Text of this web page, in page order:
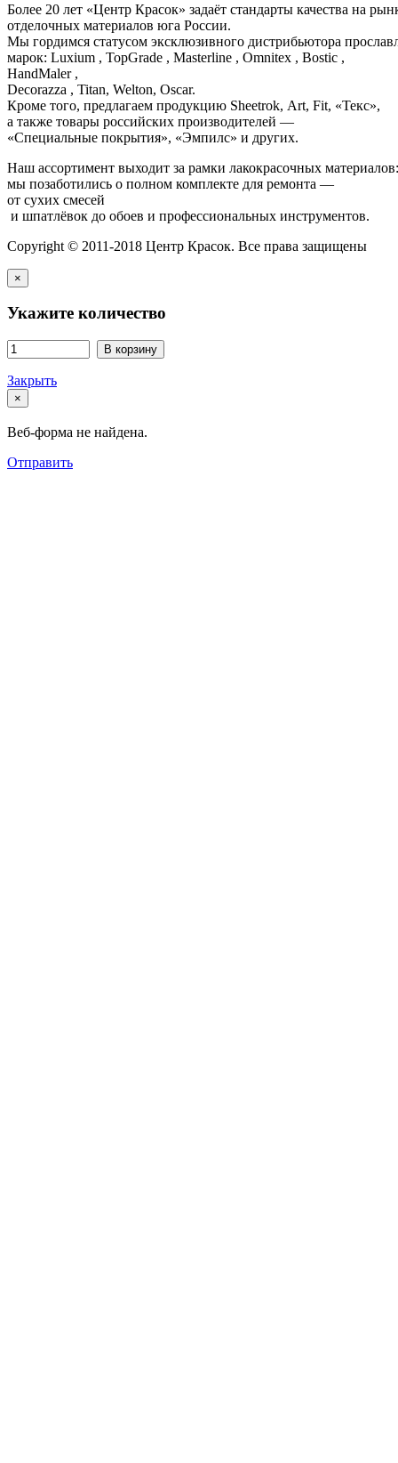
Более 20 лет «Центр Красок» задаёт стандарты качества на
отделочных материалов юга России.
Мы гордимся статусом эксклюзивного дистрибьютора
марок: Luxium , TopGrade , Masterline , Omnitex , Bostic ,
HandMaler ,
Decorazza , Titan, Welton, Oscar.
Кроме того, предлагаем продукцию Sheetrok, Art, Fit, «Текс»,
а также товары российских производителей —
«Специальные покрытия», «Эмпилс» и других.
Наш ассортимент выходит за рамки лакокрасочных
мы позаботились о полном комплекте для ремонта —
от сухих смесей
и шпатлёвок до обоев и профессиональных инструментов.
Copyright © 2011-2018 Центр Красок. Все права защищены
×
Укажите количество
В корзину
Закрыть
×
Веб-форма не найдена.
Отправить